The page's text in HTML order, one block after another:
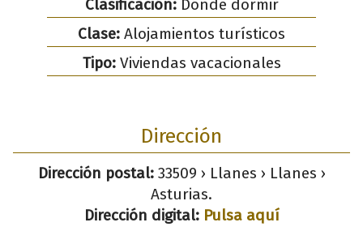
Clasificación:Dónde dormir
Clase: Alojamientos turísticos
Tipo:Viviendas vacacionales
Dirección
Dirección postal:33509 › Llanes › Llanes ›
Asturias.
Dirección digital: Pulsa aquí